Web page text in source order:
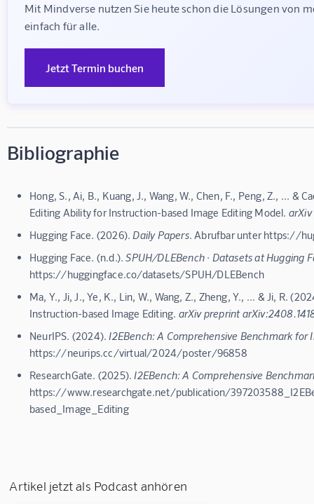
Mit Mindverse nutzen Sie heute schon die Lösungen von
einfach für alle.
Jetzt Termin buchen
Bibliographie
Hong, S., Ai, B., Kuang, J., Wang, W., Chen, F., Peng, Z., ... &
Editing Ability for Instruction-based Image Editing Model.
Hugging Face. (2026). Daily Papers. Abrufbar unter https://
Hugging Face. (n.d.).SPUH/DLEBench · Datasets at Hugging
https://huggingface.co/datasets/SPUH/DLEBench
Ma, Y., Ji, J., Ye, K., Lin, W., Wang, Z., Zheng, Y., ... & Ji, R.
Instruction-based Image Editing. arXiv preprint
NeurIPS. (2024). I2EBench: A Comprehensive Benchmark
https://neurips.cc/virtual/2024/poster/96858
ResearchGate. (2025). I2EBench: A Comprehensive
https://www.researchgate.net/publication/
based_Image_Editing
Artikel jetzt als Podcast anhören